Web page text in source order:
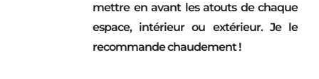
mettre en avant les atouts de chaque
espace, intérieur ou extérieur. Je le
recommande chaudement !